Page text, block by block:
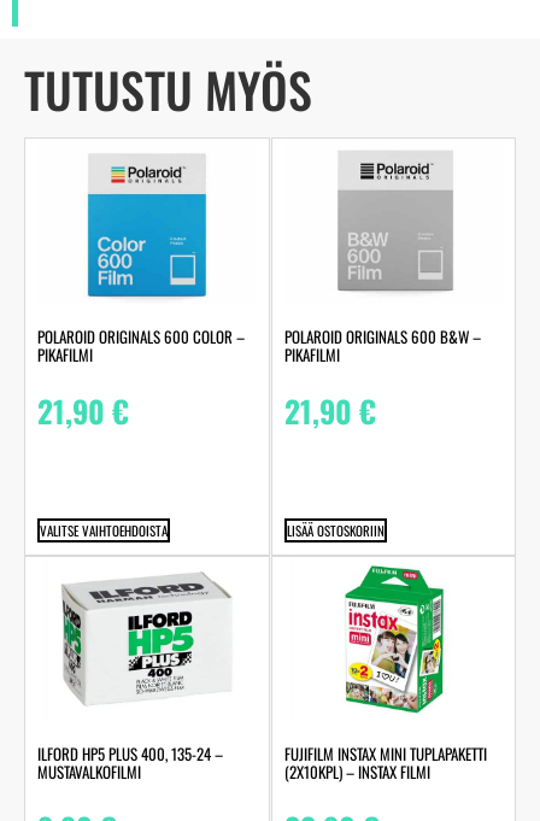
TUTUSTU MYÖS
POLAROID ORIGINALS 600 COLOR –
PIKAFILMI
21,90€
VALITSE VAIHTOEHDOISTA
POLAROID ORIGINALS 600 B&W –
PIKAFILMI
21,90€
LISÄÄ OSTOSKORIIN
ILFORD HP5 PLUS 400, 135-24 –
MUSTAVALKOFILMI
FUJIFILM INSTAX MINI TUPLAPAKETTI
(2X10KPL) – INSTAX FILMI